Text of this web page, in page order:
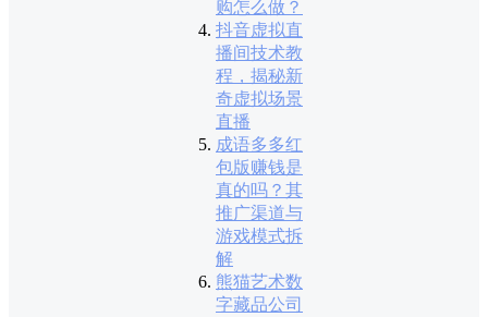
购怎么做？
抖音虚拟直
播间技术教
程，揭秘新
奇虚拟场景
直播
成语多多红
包版赚钱是
真的吗？其
推广渠道与
游戏模式拆
解
熊猫艺术数
字藏品公司